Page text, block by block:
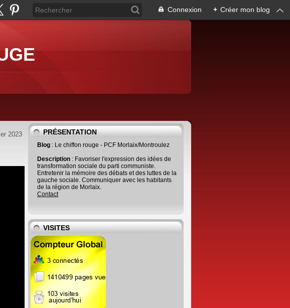
Connexion + Créer mon blog
2023 PRÉSENTATION
Blog : Le chiffon rouge - PCF Morlaix/Montroulez
Description : Favoriser l'expression des idées de
transformation sociale du parti communiste.
Entretenir la mémoire des débats et des luttes de la
gauche sociale. Communiquer avec les habitants
de la région de Morlaix.
Contact
VISITES